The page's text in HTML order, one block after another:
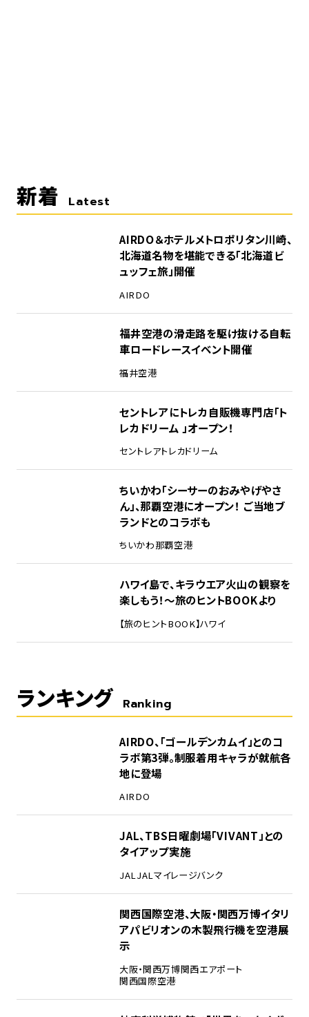
新着 Latest
AIRDO＆ホテルメトロポリタン川崎、
北海道名物を堪能できる「北海道ビ
ュッフェ旅」開催
AIRDO
福井空港の滑走路を駆け抜ける自転
車ロードレースイベント開催
福井空港
セントレアにトレカ自販機専門店「ト
レカドリーム 」オープン！
セントレアトレカドリーム
ちいかわ「シーサーのおみやげやさ
ん」、那覇空港にオープン！ ご当地ブ
ランドとのコラボも
ちいかわ那覇空港
ハワイ島で、キラウエア火山の観察を
楽しもう！～旅のヒントBOOKより
【旅のヒントBOOK】ハワイ
ランキング Ranking
AIRDO、「ゴールデンカムイ」とのコ
ラボ第3弾。制服着用キャラが就航各
地に登場
AIRDO
JAL、TBS日曜劇場「VIVANT」との
タイアップ実施
JAL JALマイレージバンク
関西国際空港、大阪・関西万博イタリ
アパビリオンの木製飛行機を空港展
示
大阪・関西万博関西エアポート
関西国際空港